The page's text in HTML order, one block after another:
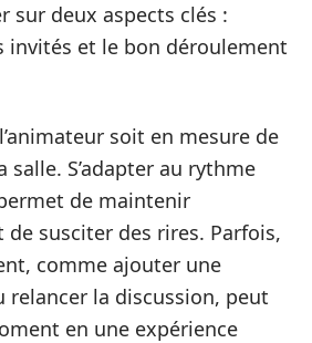
sur deux aspects clés :
invités et le bon déroulement
soit en mesure de
salle. S’adapter au rythme
de maintenir
de susciter des rires. Parfois,
comme ajouter une
relancer la discussion, peut
en une expérience